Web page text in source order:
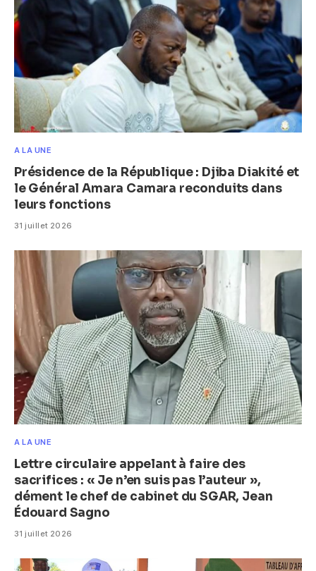
A LA UNE
Présidence de la République : Djiba Diakité et
le Général Amara Camara reconduits dans
leurs fonctions
31 juillet 2026
A LA UNE
Lettre circulaire appelant à faire des
sacrifices : « Je n’en suis pas l’auteur »,
dément le chef de cabinet du SGAR, Jean
Édouard Sagno
31 juillet 2026